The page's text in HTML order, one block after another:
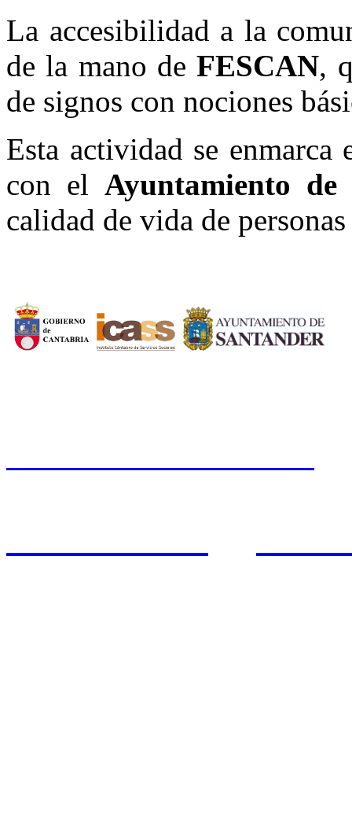
La accesibilidad a la
de la mano deFESCAN,
de signos con nociones
Esta actividad se
con elAyuntamiento de
calidad de vida de